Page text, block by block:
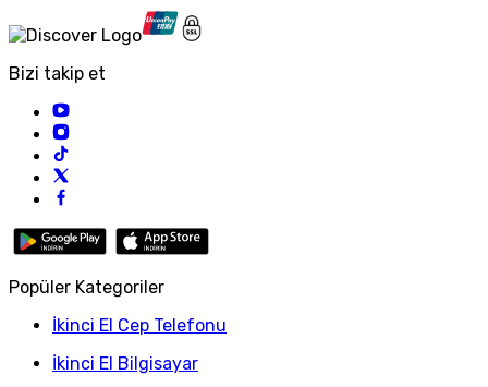
Bizi takip et
Popüler Kategoriler
İkinci El Cep Telefonu
İkinci El Bilgisayar